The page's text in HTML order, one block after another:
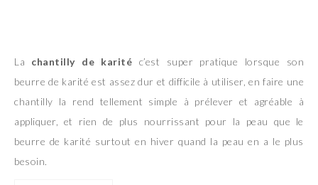
La chantilly de karité c’est super pratique lorsque son
beurre de karité est assez dur et difficile à utiliser, en faire une
chantilly la rend tellement simple à prélever et agréable à
appliquer, et rien de plus nourrissant pour la peau que le
beurre de karité surtout en hiver quand la peau en a le plus
besoin.